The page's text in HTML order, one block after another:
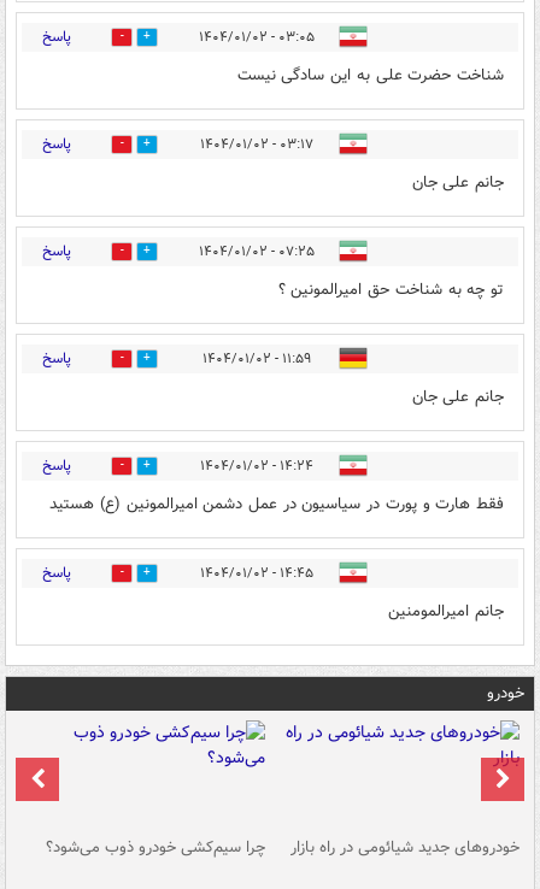
۰۳:۰۵ - ۱۴۰۴/۰۱/۰۲ 3 پاسخ
شناخت حضرت علی به این سادگی نیست
۰۳:۱۷ - ۱۴۰۴/۰۱/۰۲ 3 پاسخ
جانم علی جان
۰۷:۲۵ - ۱۴۰۴/۰۱/۰۲ 0 پاسخ
تو چه به شناخت حق امیرالمونین ؟
۱۱:۵۹ - ۱۴۰۴/۰۱/۰۲ 3 پاسخ
جانم علی جان
۱۴:۲۴ - ۱۴۰۴/۰۱/۰۲ 3 پاسخ
فقط هارت و پورت در سیاسیون در عمل دشمن امیرالمونین (ع) هستید
۱۴:۴۵ - ۱۴۰۴/۰۱/۰۲ 3 پاسخ
جانم امیرالمومنین
خودرو
خودروهای جدید شیائومی در راه بازار چرا سیم‌کشی خودرو ذوب می‌شود؟